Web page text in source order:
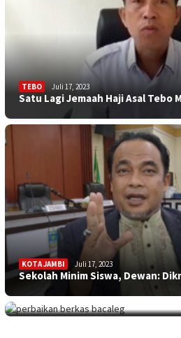
TEBO Juli 17, 2023
Satu Lagi Jemaah Haji Asal Tebo
KOTA JAMBI Juli 17, 2023
Sekolah Minim Siswa, Dewan:
TEBO Juli 17, 2023
Perpanjangan Perbaikan Berkas